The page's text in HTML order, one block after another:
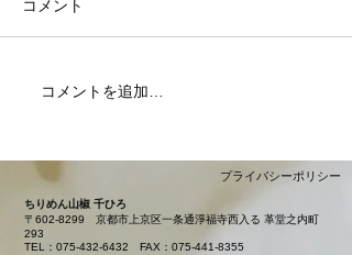
コメント
コメントを追加…
プライバシーポリシー
ちりめん山椒 千ひろ
〒602-8299 京都市上京区一条通淨福寺西入る 革堂之内町
293
TEL：075-432-6432 FAX：075-441-8355